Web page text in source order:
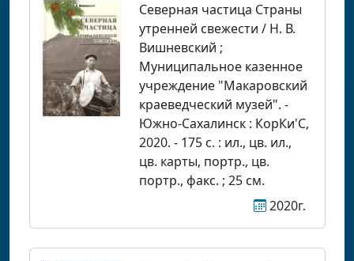
Северная частица Страны
утренней свежести / Н. В.
Вишневский ;
Муниципальное казенное
учреждение "Макаровский
краеведческий музей". -
Южно-Сахалинск : КорКи'С,
2020. - 175 с. : ил., цв. ил.,
цв. карты, портр., цв.
портр., факс. ; 25 см.
2020г.